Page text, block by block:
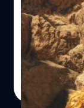
หนึ่งสิ่งที่เปลี่ย
หันมาสนใจกา
สนใจคอนโซ
Monster
สมัยก่อนที่จะเริ่
สัมภาษณ์ผู้อยู่เบื้
โมโตะ (Ryozo
จีรนาถ เรืองทรัพย์
Read More